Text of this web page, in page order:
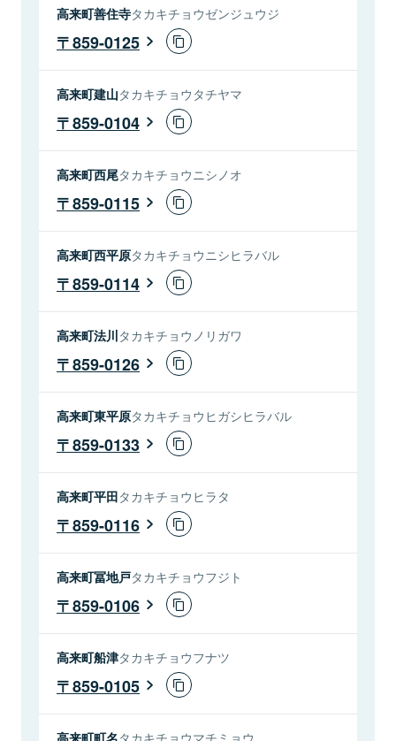
高来町善住寺タカキチョウゼンジュウジ
859-0125
高来町建山タカキチョウタチヤマ
859-0104
高来町西尾タカキチョウニシノオ
859-0115
高来町西平原タカキチョウニシヒラバル
859-0114
高来町法川タカキチョウノリガワ
859-0126
高来町東平原タカキチョウヒガシヒラバル
859-0133
高来町平田タカキチョウヒラタ
859-0116
高来町冨地戸タカキチョウフジト
859-0106
高来町船津タカキチョウフナツ
859-0105
高来町町名タカキチョウマチミョウ